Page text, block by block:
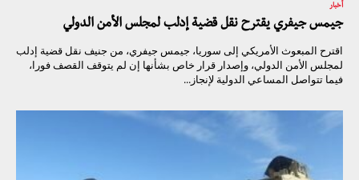
أخبار
جيمس جيفري يقترح نقل قضية إدلب لمجلس الأمن الدولي
اقترح المبعوث الأمريكي إلى سوريا، جيمس جيفري، من جنيف نقل قضية إدلب
لمجلس الأمن الدولي، وإصدار قرار خاص بشأنها إن لم يتوقف القصف فورا،
فيما تتواصل المساعي الدولية لإنجاز...